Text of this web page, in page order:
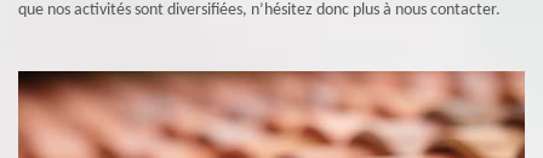
que nos activités sont diversifiées, n’hésitez donc plus à nous contacter.